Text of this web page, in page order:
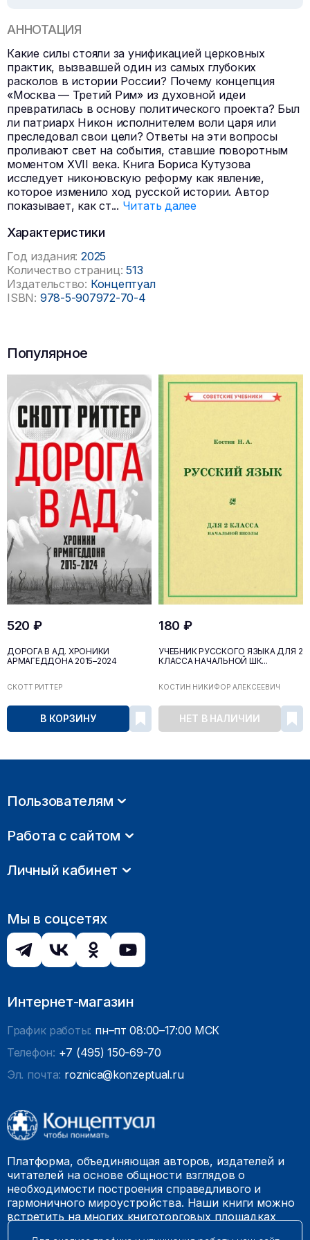
АННОТАЦИЯ
Какие силы стояли за унификацией церковных
практик, вызвавшей один из самых глубоких
расколов в истории России? Почему концепция
«Москва — Третий Рим» из духовной идеи
превратилась в основу политического проекта? Был
ли патриарх Никон исполнителем воли царя или
преследовал свои цели? Ответы на эти вопросы
проливают свет на события, ставшие поворотным
моментом XVII века. Книга Бориса Кутузова
исследует никоновскую реформу как явление,
которое изменило ход русской истории. Автор
показывает, как ст... Читать далее
Характеристики
Год издания: 2025
Количество страниц: 513
Издательство: Концептуал
ISBN: 978-5-907972-70-4
Популярное
520 ₽
ДОРОГА В АД. ХРОНИКИ
АРМАГЕДДОНА 2015–2024
СКОТТ РИТТЕР
В КОРЗИНУ
180 ₽
УЧЕБНИК РУССКОГО ЯЗЫКА ДЛЯ 2
КЛАССА НАЧАЛЬНОЙ ШК...
КОСТИН НИКИФОР АЛЕКСЕЕВИЧ
НЕТ В НАЛИЧИИ
Пользователям
Работа с сайтом
Личный кабинет
Мы в соцсетях
Интернет-магазин
График работы: пн–пт 08:00–17:00 МСК
Телефон: +7 (495) 150-69-70
Эл. почта: roznica@konzeptual.ru
Платформа, объединяющая авторов, издателей и
читателей на основе общности взглядов о
необходимости построения справедливого и
гармоничного мироустройства. Наши книги можно
встретить на многих книготорговых площадках